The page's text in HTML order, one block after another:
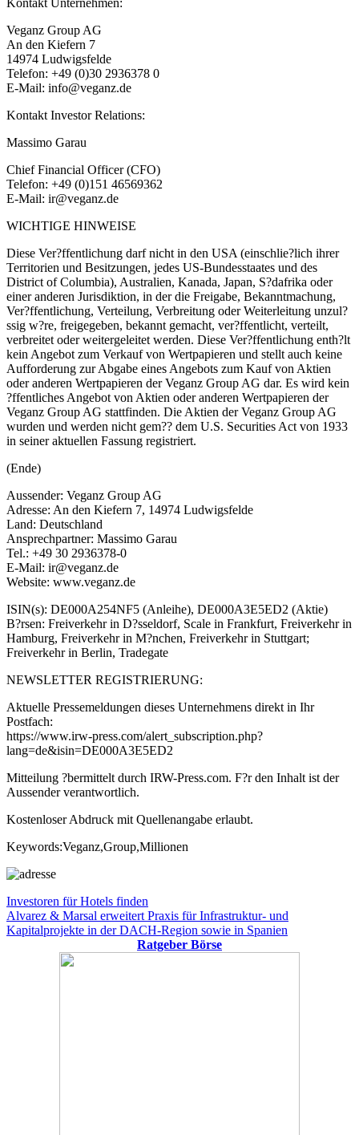
Kontakt Unternehmen:
Veganz Group AG
An den Kiefern 7
14974 Ludwigsfelde
Telefon: +49 (0)30 2936378 0
E-Mail: info@veganz.de
Kontakt Investor Relations:
Massimo Garau
Chief Financial Officer (CFO)
Telefon: +49 (0)151 46569362
E-Mail: ir@veganz.de
WICHTIGE HINWEISE
Diese Ver?ffentlichung darf nicht in den USA (einschlie?lich ihrer
Territorien und Besitzungen, jedes US-Bundesstaates und des
District of Columbia), Australien, Kanada, Japan, S?dafrika oder
einer anderen Jurisdiktion, in der die Freigabe, Bekanntmachung,
Ver?ffentlichung, Verteilung, Verbreitung oder Weiterleitung unzul?
ssig w?re, freigegeben, bekannt gemacht, ver?ffentlicht, verteilt,
verbreitet oder weitergeleitet werden. Diese Ver?ffentlichung enth?lt
kein Angebot zum Verkauf von Wertpapieren und stellt auch keine
Aufforderung zur Abgabe eines Angebots zum Kauf von Aktien
oder anderen Wertpapieren der Veganz Group AG dar. Es wird kein
?ffentliches Angebot von Aktien oder anderen Wertpapieren der
Veganz Group AG stattfinden. Die Aktien der Veganz Group AG
wurden und werden nicht gem?? dem U.S. Securities Act von 1933
in seiner aktuellen Fassung registriert.
(Ende)
Aussender: Veganz Group AG
Adresse: An den Kiefern 7, 14974 Ludwigsfelde
Land: Deutschland
Ansprechpartner: Massimo Garau
Tel.: +49 30 2936378-0
E-Mail: ir@veganz.de
Website: www.veganz.de
ISIN(s): DE000A254NF5 (Anleihe), DE000A3E5ED2 (Aktie)
B?rsen: Freiverkehr in D?sseldorf, Scale in Frankfurt, Freiverkehr in
Hamburg, Freiverkehr in M?nchen, Freiverkehr in Stuttgart;
Freiverkehr in Berlin, Tradegate
NEWSLETTER REGISTRIERUNG:
Aktuelle Pressemeldungen dieses Unternehmens direkt in Ihr
Postfach:
https://www.irw-press.com/alert_subscription.php?
lang=de&isin=DE000A3E5ED2
Mitteilung ?bermittelt durch IRW-Press.com. F?r den Inhalt ist der
Aussender verantwortlich.
Kostenloser Abdruck mit Quellenangabe erlaubt.
Keywords:Veganz,Group,Millionen
Beitragsnavigation
Vorheriger
Beitrag:
Investoren für Hotels finden
Nächster
Beitrag:
Alvarez & Marsal erweitert Praxis für Infrastruktur- und
Kapitalprojekte in der DACH-Region sowie in Spanien
Ratgeber Börse